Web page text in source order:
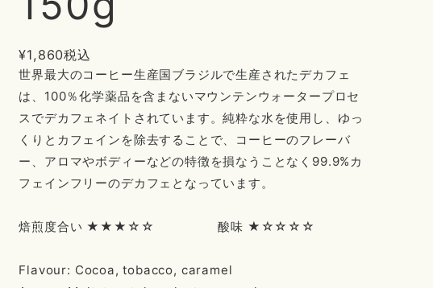
¥1,860税込
世界最大のコーヒー生産国ブラジルで生産されたデカフェ
は、100％化学薬品を含まないマウンテンウォータープロセ
スでデカフェネイトされています。純粋な水を使用し、ゆっ
くりとカフェインを除去することで、コーヒーのフレーバ
ー、アロマやボディーなどの特徴を損なうことなく99.9%カ
フェインフリーのデカフェとなっています。
焙煎度合い ★★★☆☆ 酸味 ★☆☆☆☆
Flavour: Cocoa, tobacco, caramel